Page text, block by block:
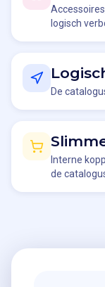
logisch
De
Interne
de